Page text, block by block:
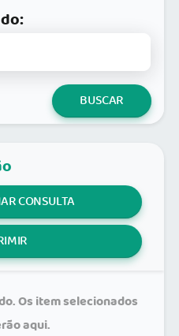
BUSCAR
CONSULTA
Os item selecionados
aqui.